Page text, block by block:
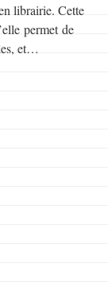
librairie. Cette
permet de
et…